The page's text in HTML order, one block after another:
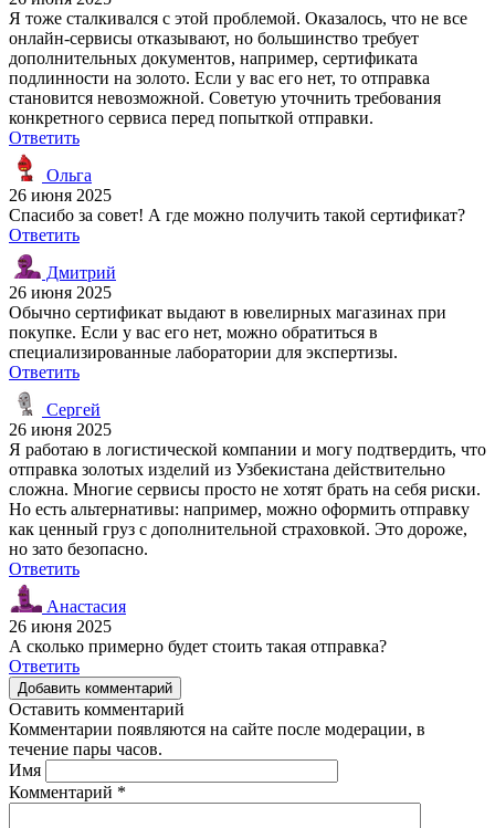
Я тоже сталкивался с этой проблемой. Оказалось, что не все
онлайн-сервисы отказывают, но большинство требует
дополнительных документов, например, сертификата
подлинности на золото. Если у вас его нет, то отправка
становится невозможной. Советую уточнить требования
конкретного сервиса перед попыткой отправки.
Ответить
Ольга
26 июня 2025
Спасибо за совет! А где можно получить такой сертификат?
Ответить
Дмитрий
26 июня 2025
Обычно сертификат выдают в ювелирных магазинах при
покупке. Если у вас его нет, можно обратиться в
специализированные лаборатории для экспертизы.
Ответить
Сергей
26 июня 2025
Я работаю в логистической компании и могу подтвердить, что
отправка золотых изделий из Узбекистана действительно
сложна. Многие сервисы просто не хотят брать на себя риски.
Но есть альтернативы: например, можно оформить отправку
как ценный груз с дополнительной страховкой. Это дороже,
но зато безопасно.
Ответить
Анастасия
26 июня 2025
А сколько примерно будет стоить такая отправка?
Ответить
Добавить комментарий
Оставить комментарий
Комментарии появляются на сайте после модерации, в
течение пары часов.
Имя
Комментарий *